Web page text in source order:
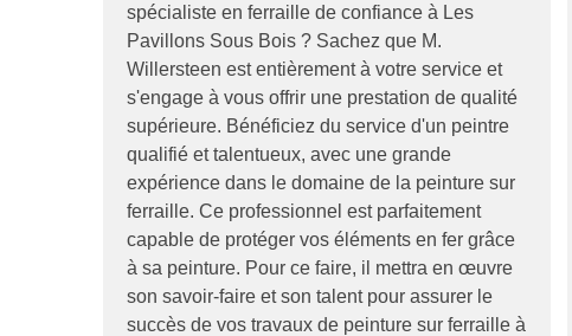
spécialiste en ferraille de confiance à Les
Pavillons Sous Bois ? Sachez que M.
Willersteen est entièrement à votre service et
s'engage à vous offrir une prestation de qualité
supérieure. Bénéficiez du service d'un peintre
qualifié et talentueux, avec une grande
expérience dans le domaine de la peinture sur
ferraille. Ce professionnel est parfaitement
capable de protéger vos éléments en fer grâce
à sa peinture. Pour ce faire, il mettra en œuvre
son savoir-faire et son talent pour assurer le
succès de vos travaux de peinture sur ferraille à